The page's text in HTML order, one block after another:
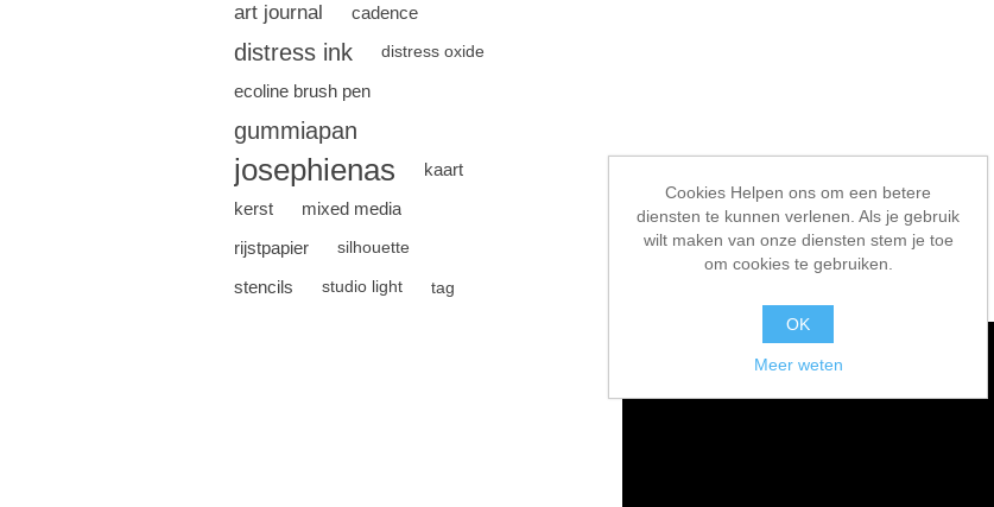
art journal cadence
distress ink distress oxide
ecoline brush pen
gummiapan
josephienas
kaart
kerst
mixed media
rijstpapier
silhouette
stencils studio light tag
Cookies Helpen ons om een betere
diensten te kunnen verlenen. Als je gebruik
wilt maken van onze diensten stem je toe
om cookies te gebruiken.
OK
Meer weten